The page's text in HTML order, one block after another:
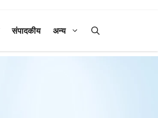
संपादकीय अन्य